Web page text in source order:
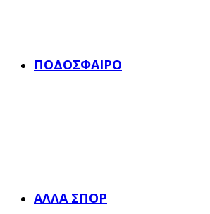
ΠΟΔΌΣΦΑΙΡΟ
ΆΛΛΑ ΣΠΟΡ